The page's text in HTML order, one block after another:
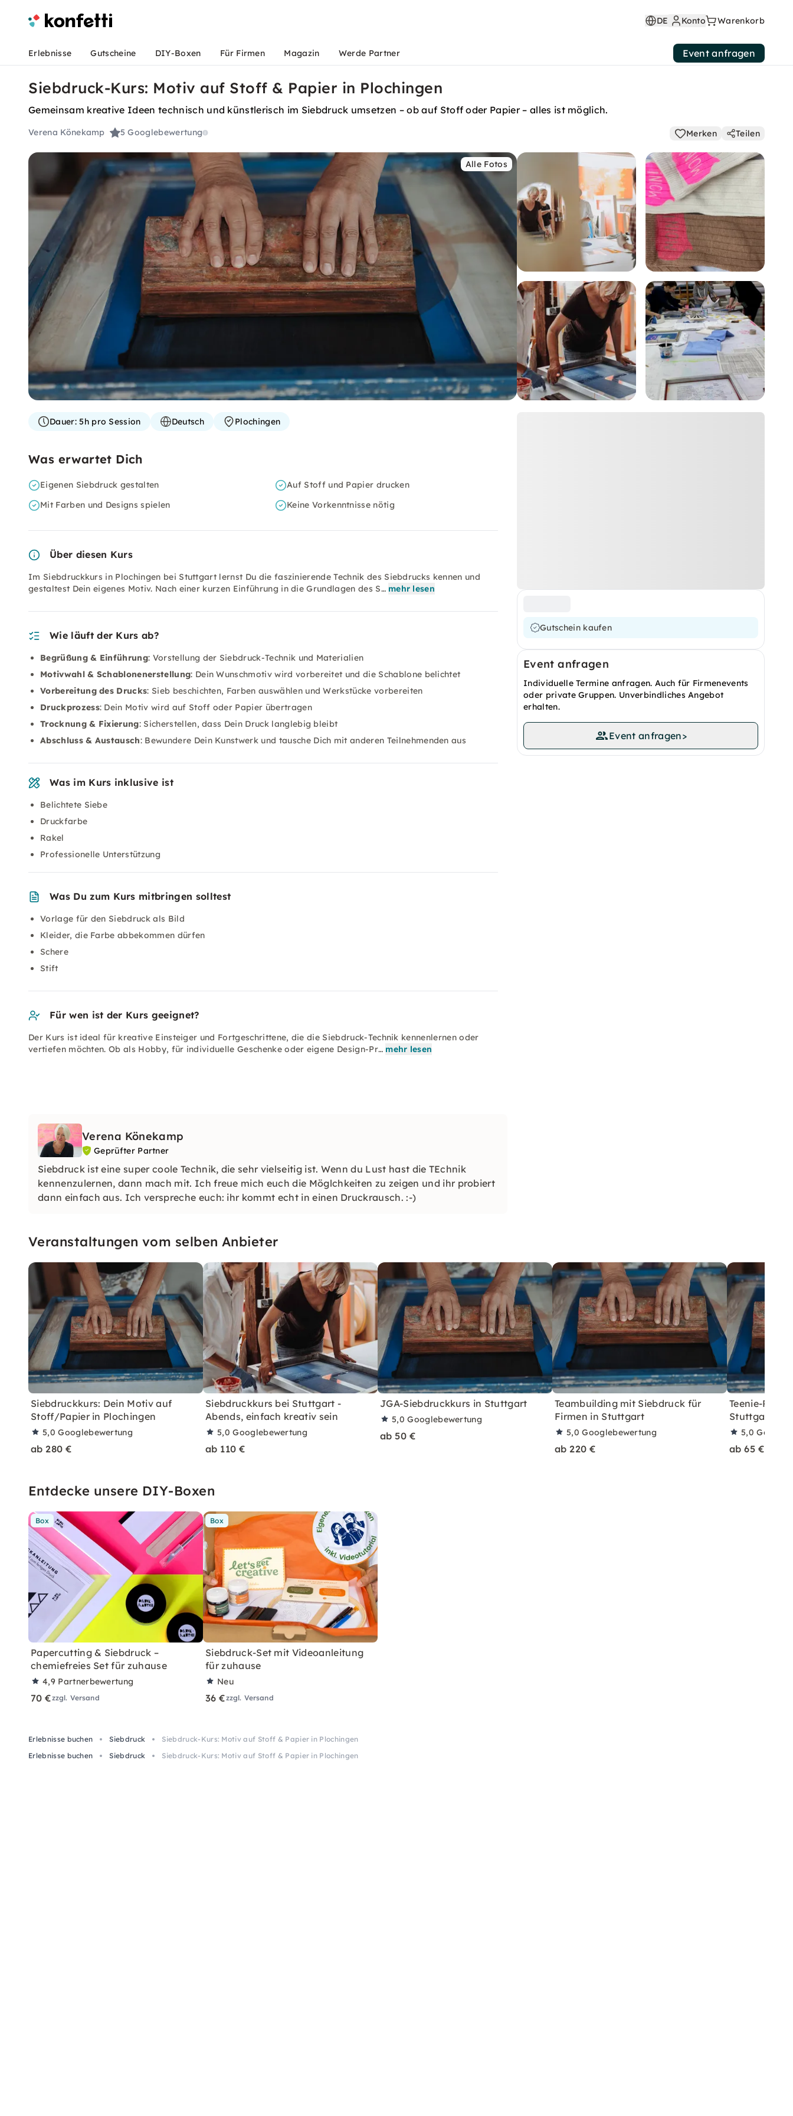
DE Konto Warenkorb
Erlebnisse Gutscheine DIY-Boxen Für Firmen Magazin Werde Partner Event anfragen
Siebdruck-Kurs: Motiv auf Stoff & Papier in Plochingen
Gemeinsam kreative Ideen technisch und künstlerisch im Siebdruck umsetzen – ob auf Stoff oder Papier – alles ist möglich.
Verena Könekamp 5Googlebewertung Merken Teilen
Alle Fotos
Gutschein kaufen
Event anfragen
Individuelle Termine anfragen. Auch für Firmenevents
oder private Gruppen. Unverbindliches Angebot
erhalten.
Event anfragen>
Dauer:5h pro Session Deutsch Plochingen
Was erwartet Dich
Eigenen Siebdruck gestalten
Auf Stoff und Papier drucken
Mit Farben und Designs spielen
Keine Vorkenntnisse nötig
Über diesen Kurs
Im Siebdruckkurs in Plochingen bei Stuttgart lernst Du die faszinierende Technik des Siebdrucks kennen und
gestaltest Dein eigenes Motiv. Nach einer kurzen Einführung in die Grundlagen des S… mehr lesen
Wie läuft der Kurs ab?
Begrüßung & Einführung: Vorstellung der Siebdruck-Technik und Materialien
Motivwahl & Schablonenerstellung: Dein Wunschmotiv wird vorbereitet und die Schablone belichtet
Vorbereitung des Drucks: Sieb beschichten, Farben auswählen und Werkstücke vorbereiten
Druckprozess: Dein Motiv wird auf Stoff oder Papier übertragen
Trocknung & Fixierung: Sicherstellen, dass Dein Druck langlebig bleibt
Abschluss & Austausch: Bewundere Dein Kunstwerk und tausche Dich mit anderen Teilnehmenden aus
Was im Kurs inklusive ist
Belichtete Siebe
Druckfarbe
Rakel
Professionelle Unterstützung
Was Du zum Kurs mitbringen solltest
Vorlage für den Siebdruck als Bild
Kleider, die Farbe abbekommen dürfen
Schere
Stift
Für wen ist der Kurs geeignet?
Der Kurs ist ideal für kreative Einsteiger und Fortgeschrittene, die die Siebdruck-Technik kennenlernen oder
vertiefen möchten. Ob als Hobby, für individuelle Geschenke oder eigene Design-Pr… mehr lesen
Verena Könekamp
Geprüfter Partner
Siebdruck ist eine super coole Technik, die sehr vielseitig ist. Wenn du Lust hast die TEchnik
kennenzulernen, dann mach mit. Ich freue mich euch die Möglchkeiten zu zeigen und ihr probiert
dann einfach aus. Ich verspreche euch: ihr kommt echt in einen Druckrausch. :-)
Veranstaltungen vom selben Anbieter
Siebdruckkurs: Dein Motiv auf
Stoff/Papier in Plochingen
5,0Googlebewertung
ab 280 €
Siebdruckkurs bei Stuttgart -
Abends, einfach kreativ sein
5,0Googlebewertung
ab 110 €
JGA-Siebdruckkurs in Stuttgart
5,0Googlebewertung
ab 50 €
Teambuilding mit Siebdruck für
Firmen in Stuttgart
5,0Googlebewertung
ab 220 €
Teenie-
Stuttgart
5,0
ab 65 €
Entdecke unsere DIY-Boxen
Box
Papercutting & Siebdruck –
chemiefreies Set für zuhause
4,9 Partnerbewertung
70 €zzgl. Versand
Box
Siebdruck-Set mit Videoanleitung
für zuhause
Neu
36 €zzgl. Versand
Erlebnisse buchen Siebdruck
Siebdruck-Kurs: Motiv auf Stoff & Papier in Plochingen
Erlebnisse buchen
Siebdruck Siebdruck-Kurs: Motiv auf Stoff & Papier in Plochingen